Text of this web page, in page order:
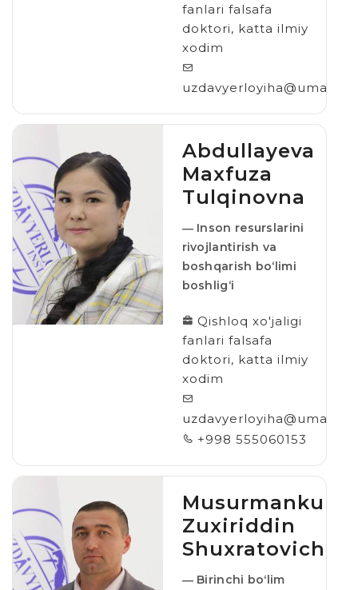
fanlari falsafa
doktori, katta ilmiy
xodim
uzdavyerloyiha@umail.uz
Abdullayeva
Maxfuza
Tulqinovna
― Inson resurslarini
rivojlantirish va
boshqarish bo‘limi
boshlig‘i
Qishloq xo'jaligi
fanlari falsafa
doktori, katta ilmiy
xodim
uzdavyerloyiha@umail.uz
+998 555060153
Musurmankulov
Zuxiriddin
Shuxratovich
― Birinchi boʻlim